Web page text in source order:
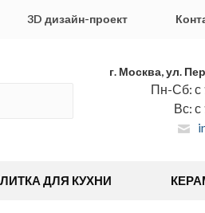
3D дизайн-проект
г. Москва, ул.
Пн-Сб: с
Вс:
ДЛЯ КУХНИ